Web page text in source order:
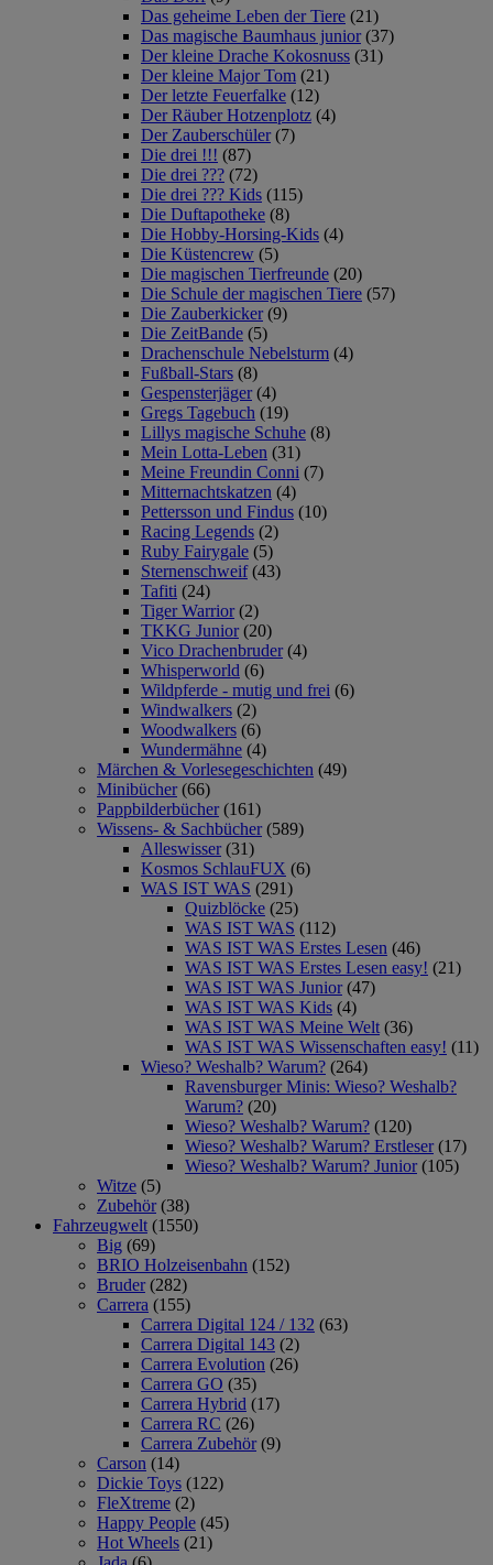
Das geheime Leben der Tiere (21)
Das magische Baumhaus junior (37)
Der kleine Drache Kokosnuss (31)
Der kleine Major Tom (21)
Der letzte Feuerfalke (12)
Der Räuber Hotzenplotz (4)
Der Zauberschüler (7)
Die drei !!! (87)
Die drei ??? (72)
Die drei ??? Kids (115)
Die Duftapotheke (8)
Die Hobby-Horsing-Kids (4)
Die Küstencrew (5)
Die magischen Tierfreunde (20)
Die Schule der magischen Tiere (57)
Die Zauberkicker (9)
Die ZeitBande (5)
Drachenschule Nebelsturm (4)
Fußball-Stars (8)
Gespensterjäger (4)
Gregs Tagebuch (19)
Lillys magische Schuhe (8)
Mein Lotta-Leben (31)
Meine Freundin Conni (7)
Mitternachtskatzen (4)
Pettersson und Findus (10)
Racing Legends (2)
Ruby Fairygale (5)
Sternenschweif (43)
Tafiti (24)
Tiger Warrior (2)
TKKG Junior (20)
Vico Drachenbruder (4)
Whisperworld (6)
Wildpferde - mutig und frei (6)
Windwalkers (2)
Woodwalkers (6)
Wundermähne (4)
Märchen & Vorlesegeschichten (49)
Minibücher (66)
Pappbilderbücher (161)
Wissens- & Sachbücher (589)
Alleswisser (31)
Kosmos SchlauFUX (6)
WAS IST WAS (291)
Quizblöcke (25)
WAS IST WAS (112)
WAS IST WAS Erstes Lesen (46)
WAS IST WAS Erstes Lesen easy! (21)
WAS IST WAS Junior (47)
WAS IST WAS Kids (4)
WAS IST WAS Meine Welt (36)
WAS IST WAS Wissenschaften easy! (11)
Wieso? Weshalb? Warum? (264)
Ravensburger Minis: Wieso? Weshalb?
Warum? (20)
Wieso? Weshalb? Warum? (120)
Wieso? Weshalb? Warum? Erstleser (17)
Wieso? Weshalb? Warum? Junior (105)
Witze (5)
Zubehör (38)
Fahrzeugwelt (1550)
Big (69)
BRIO Holzeisenbahn (152)
Bruder (282)
Carrera (155)
Carrera Digital 124 / 132 (63)
Carrera Digital 143 (2)
Carrera Evolution (26)
Carrera GO (35)
Carrera Hybrid (17)
Carrera RC (26)
Carrera Zubehör (9)
Carson (14)
Dickie Toys (122)
FleXtreme (2)
Happy People (45)
Hot Wheels (21)